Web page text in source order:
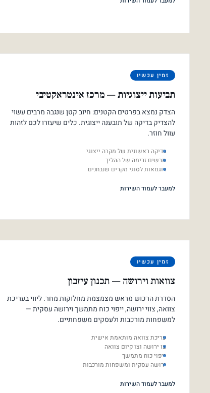
זמין עכשיו
תביעות ייצוגיות — מרכז אינטראקטיבי
הצדק נמצא בפרטים הקטנים: חיוב קטן שנגבה מרבים עשוי
להצדיק בדיקה של תובענה ייצוגית. כלים שיעזרו לכם לזהות
עוול חוזר.
בדיקה ראשונית של מקרה ייצוגי
תרשים זרימה של ההליך
דוגמאות לסוגי מקרים שנבחנים
למעבר לעמוד השירות
זמין עכשיו
צוואות וירושה — תכנון עיזבון
הסדרת הרכוש מראש מצמצמת מחלוקות מחר. ליווי בעריכת
צוואה, צווי ירושה, ייפוי כוח מתמשך וירושה עסקית —
למשפחות מורכבות ולעסקים משפחתיים.
עריכת צוואה מותאמת אישית
צו ירושה וצו קיום צוואה
ייפוי כוח מתמשך
ירושה עסקית ומשפחות מורכבות
למעבר לעמוד השירות